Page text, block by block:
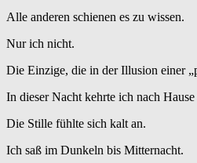
Alle anderen schienen es zu wissen.
Nur ich nicht.
Die Einzige, die in der Illusion einer
In dieser Nacht kehrte ich nach
Die Stille fühlte sich kalt an.
Ich saß im Dunkeln bis Mitternacht.